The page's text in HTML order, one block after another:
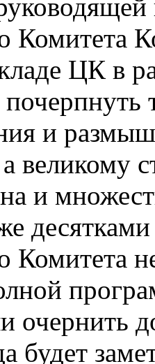
Комитета
ЦК в
и
великому
и
Комитета
очернить
будет